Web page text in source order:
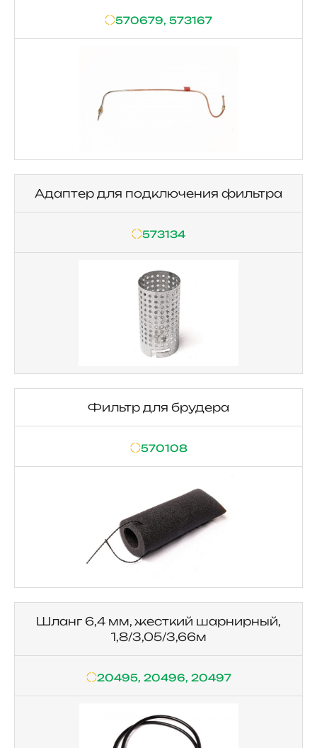
570679, 573167
Адаптер для подключения фильтра
573134
Фильтр для брудера
570108
Шланг 6,4 мм, жесткий шарнирный,
1,8/3,05/3,66м
20495, 20496, 20497